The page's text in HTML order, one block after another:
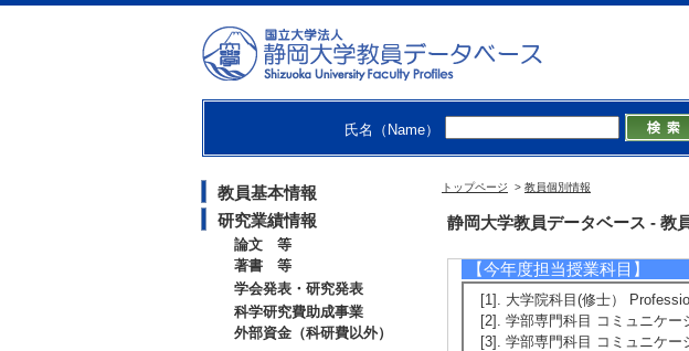
氏名（Name）
教員基本情報
研究業績情報
論文 等
著書 等
学会発表・研究発表
科学研究費助成事業
外部資金（科研費以外）
トップページ > 教員個別情報
静岡大学教員データベース - 教
[1]. 母語話者と文字によるコミ
関] 日本英語検定協会 [制度名]
教育関連情報
【今年度担当授業科目】
[1]. 大学院科目(修士）
[2]. 学部専門科目 コミュニケ
[3]. 学部専門科目 コミュニケー